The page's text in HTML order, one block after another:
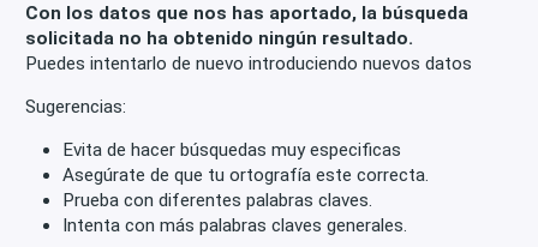
Con los datos que nos has aportado, la búsqueda
solicitada no ha obtenido ningún resultado.
Puedes intentarlo de nuevo introduciendo nuevos datos
Sugerencias:
Evita de hacer búsquedas muy especificas
Asegúrate de que tu ortografía este correcta.
Prueba con diferentes palabras claves.
Intenta con más palabras claves generales.